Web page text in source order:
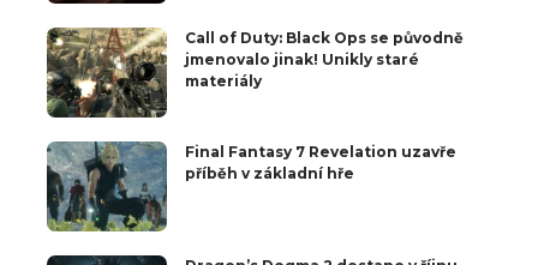
Call of Duty: Black Ops se původně
jmenovalo jinak! Unikly staré
materiály
Final Fantasy 7 Revelation uzavře
příběh v základní hře